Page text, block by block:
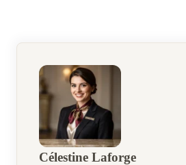
Célestine Laforge